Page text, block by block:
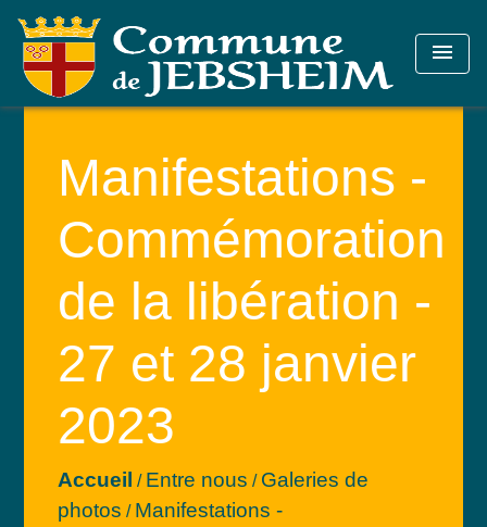
menu
Manifestations -
Commémoration
de la libération -
27 et 28 janvier
2023
Accueil / Entre nous / Galeries de
photos / Manifestations -